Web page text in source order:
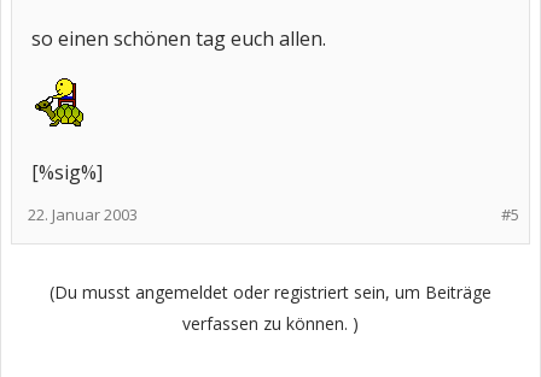
so einen schönen tag euch allen.
[%sig%]
#5
22. Januar 2003
(Du musst angemeldet oder registriert sein, um Beiträge
verfassen zu können. )